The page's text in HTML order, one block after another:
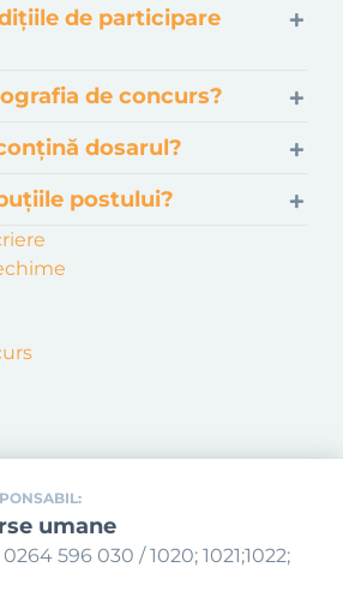
de participare
de concurs?
dosarul?
postului?
umane
0264 596 030 / 1020; 1021;1022;